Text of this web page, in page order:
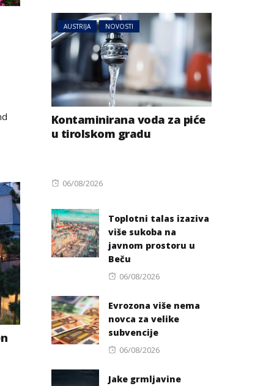
AUSTRIJA NOVOSTI
Kontaminirana voda za piće
u tirolskom gradu
Posted
06/08/2026
Toplotni talas izaziva
više sukoba na
javnom prostoru u
Beču
Posted
06/08/2026
Evrozona više nema
novca za velike
subvencije
Posted
06/08/2026
Jake grmljavine